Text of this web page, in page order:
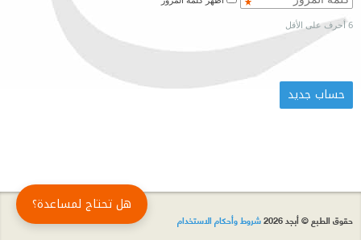
6 أحرف على الأقل
حقوق الطبع © أبجد 2026 شروط وأحكام الاستخدام
هل تحتاج لمساعدة؟